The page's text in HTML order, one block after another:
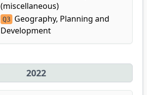
(miscellaneous)
Q3 Geography, Planning and
Development
2022